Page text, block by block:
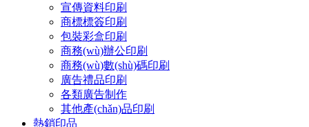
宣傳資料印刷
商標標簽印刷
包裝彩盒印刷
商務(wù)辦公印刷
商務(wù)數(shù)碼印刷
廣告禮品印刷
各類廣告制作
其他產(chǎn)品印刷
熱銷印品